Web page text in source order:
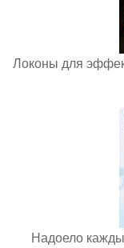
Локоны для
Надоело